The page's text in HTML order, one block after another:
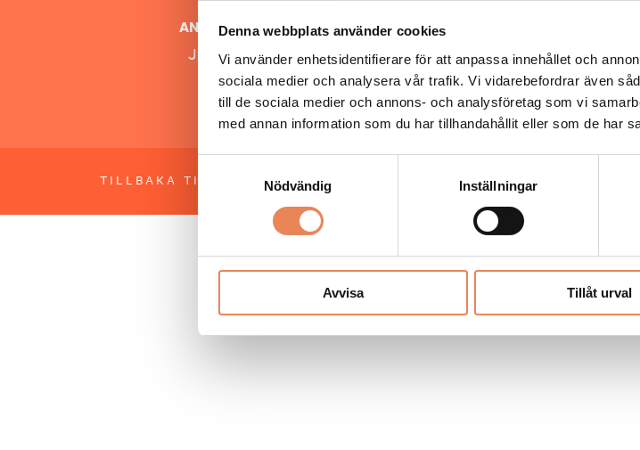
Denna webbplats använder cookies
Vi använder enhetsidentifierare för att anpassa innehållet och
sociala medier och analysera vår trafik. Vi vidarebefordrar även
till de sociala medier och annons- och analysföretag som vi
med annan information som du har tillhandahållit eller som de har
Nödvändig
Inställningar
Avvisa Tillåt urval
ANSVARIG UTGIVARE
Jonas Siljhammar
Allt material på
enligt lagen om
TILLBAKA TILL TOPPEN OM BESÖKSLIV PRENUMERERA